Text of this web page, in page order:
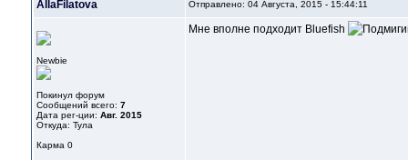
AllaFilatova Отправлено: 04 Августа, 2015 - 15:44:11
Newbie
Покинул форум
Сообщений всего: 7
Дата рег-ции: Авг. 2015
Откуда: Тула
Карма 0
Мне вполне подходит Bluefish